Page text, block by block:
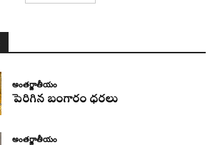
అంతర్జాతీయం
పెరిగిన బంగారం ధరలు
అంతర్జాతీయం